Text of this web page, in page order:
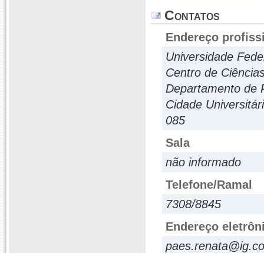
Contatos
Endereço
Universidade
Centro de
Departamento de
Cidade
085
Sala
não informado
Telefone/Ramal
7308/8845
Endereço